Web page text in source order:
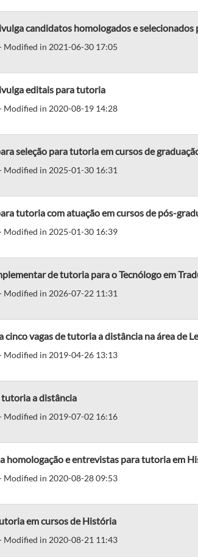
candidatos homologados e
Modified in 2021-06-30 17:05
editais para tutoria
Modified in 2020-08-19 14:28
seleção para tutoria em cursos de
Modified in 2025-01-30 16:31
tutoria com atuação em cursos de pós-
Modified in 2025-01-30 16:39
de tutoria para o Tecnólogo em
Modified in 2026-07-22 11:31
cinco vagas de tutoria a distância na área de
Modified in 2019-04-26 13:13
tutoria a distância
Modified in 2019-07-02 16:16
homologação e entrevistas para tutoria em
Modified in 2020-08-28 09:53
em cursos de História
Modified in 2020-08-21 11:43